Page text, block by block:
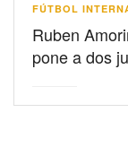
FÚTBOL
Ruben
pone a dos